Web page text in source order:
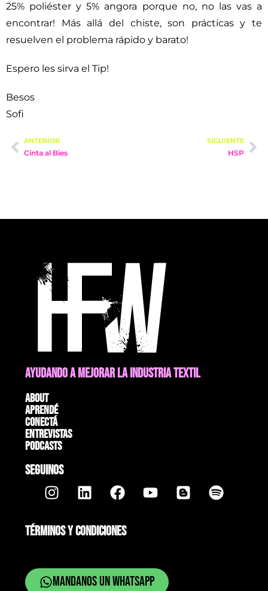
25% poliéster y 5% angora porque no, no las vas a
encontrar! Más allá del chiste, son prácticas y te
resuelven el problema rápido y barato!
Espero les sirva el Tip!
Besos
Sofi
ANTERIOR
Cinta al Bies
SIGUIENTE
HSP
AYUDANDO A MEJORAR LA INDUSTRIA TEXTIL
About
Aprendé
Conectá
Entrevistas
Podcasts
SEGUINOS
TÉRMINOS Y CONDICIONES
Mandanos un whatsapp